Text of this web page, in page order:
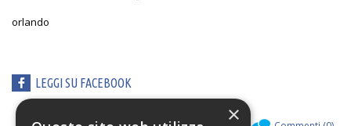
orlando
LEGGI SU FACEBOOK
×